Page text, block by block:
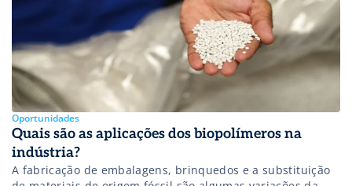
Oportunidades
Quais são as aplicações dos biopolímeros na
indústria?
A fabricação de embalagens, brinquedos e a substituição